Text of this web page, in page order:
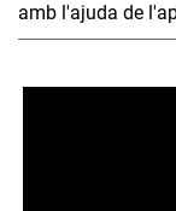
amb l'ajuda de